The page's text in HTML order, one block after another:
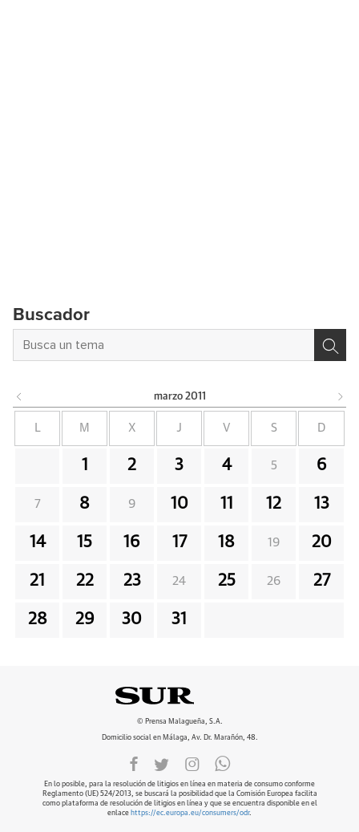
Buscador
marzo 2011
L M X J V S D
1 2 3 4 5 6
7 8 9 10 11 12 13
14 15 16 17 18 19 20
21 22 23 24 25 26 27
28 29 30 31
© Prensa Malagueña, S.A.
Domicilio social en Málaga, Av. Dr. Marañón, 48.
En lo posible, para la resolución de litigios en línea en materia de consumo conforme
Reglamento (UE) 524/2013, se buscará la posibilidad que la Comisión Europea facilita
como plataforma de resolución de litigios en línea y que se encuentra disponible en el
enlace https://ec.europa.eu/consumers/odr.